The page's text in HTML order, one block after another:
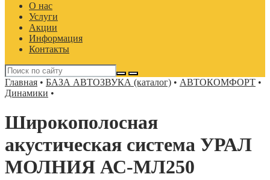
О нас
Услуги
Акции
Информация
Контакты
Главная • БАЗА АВТОЗВУКА (каталог) • АВТОКОМФОРТ •
Динамики •
Широкополосная
акустическая система УРАЛ
МОЛНИЯ АС-МЛ250